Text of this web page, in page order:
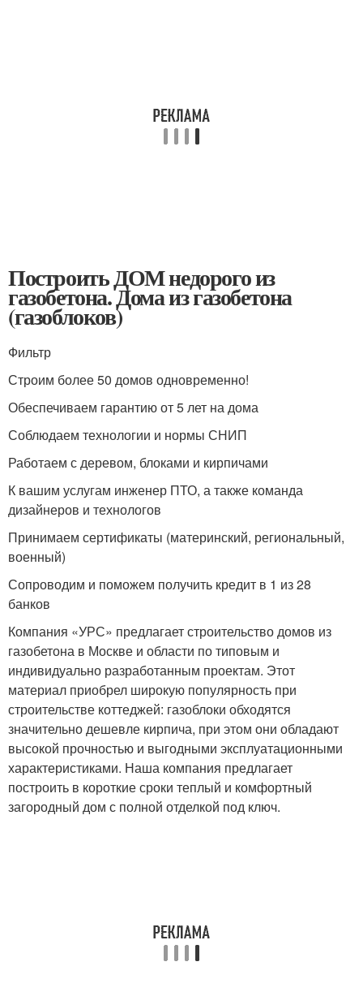
Построить ДОМ недорого из
газобетона. Дома из газобетона
(газоблоков)
Фильтр
Строим более 50 домов одновременно!
Обеспечиваем гарантию от 5 лет на дома
Соблюдаем технологии и нормы СНИП
Работаем с деревом, блоками и кирпичами
К вашим услугам инженер ПТО, а также команда
дизайнеров и технологов
Принимаем сертификаты (материнский, региональный,
военный)
Сопроводим и поможем получить кредит в 1 из 28
банков
Компания «УРС» предлагает строительство домов из
газобетона в Москве и области по типовым и
индивидуально разработанным проектам. Этот
материал приобрел широкую популярность при
строительстве коттеджей: газоблоки обходятся
значительно дешевле кирпича, при этом они обладают
высокой прочностью и выгодными эксплуатационными
характеристиками. Наша компания предлагает
построить в короткие сроки теплый и комфортный
загородный дом с полной отделкой под ключ.